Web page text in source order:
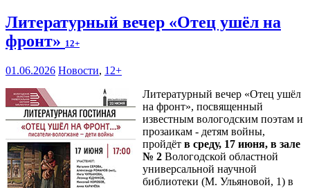
Литературный вечер «Отец ушёл на
фронт» 12+
01.06.2026 Новости, 12+
Литературный вечер «Отец ушёл
на фронт», посвященный
известным вологодским поэтам и
прозаикам - детям войны,
пройдёт в среду, 17 июня, в зале
№ 2 Вологодской областной
универсальной научной
библиотеки (М. Ульяновой, 1) в